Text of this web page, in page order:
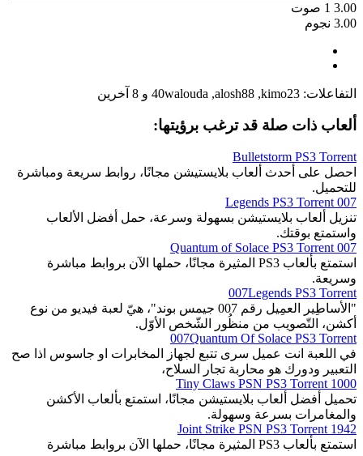
3.00
1 صوت
3.00 نجوم
التفاعلات: kimo23
,
alosh88
,
40walouda و 8 آخرين
ألعاب ذات صلة قد ترغب برؤيتها:
Bulletstorm PS3 Torrent
احصل على أحدث ألعاب بلايستيشن مجانًا، روابط سريعة ومباشرة
للتحميل.
007 Legends PS3 Torrent
تنزيل ألعاب بلايستيشن بسهولة وسرعة، حمل أفضل الألعاب
واستمتع بوقتك.
007 Quantum of Solace PS3 Torrent
استمتع بألعاب PS3 المثيرة مجانًا، حملها الآن بروابط مباشرة
وسريعة.
007Legends PS3 Torrent
"الأساطِير العمِيل رقم 007 جيمس بوند"، هيّ لعبة فيديو من نوع
أكشن، التّصويب من منظُور الشّخص الأوّل.
007Quantum Of Solace PS3 Torrent
في اللعبة انت عميل سرى تتبع لجهاز المخابرات او جاسوس اذا صح
التعبير ودورك هو محاربة تجار السلاح،
1000 Tiny Claws PSN PS3 Torrent
تحميل أفضل ألعاب بلايستيشن مجانًا، استمتع بألعاب الأكشن
والمغامرات بسرعة وسهولة.
1942 Joint Strike PSN PS3 Torrent
استمتع بألعاب PS3 المثيرة مجانًا، حملها الآن بروابط مباشرة